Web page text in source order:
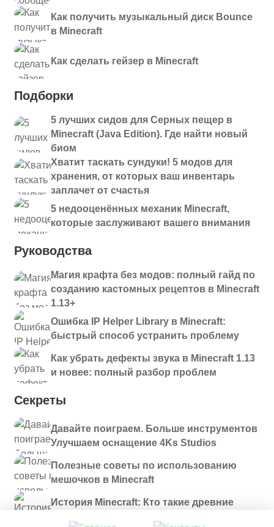
Как получить музыкальный диск Bounce
в Minecraft
Как сделать гейзер в Minecraft
Подборки
5 лучших сидов для Серных пещер в
Minecraft (Java Edition). Где найти новый
биом
Хватит таскать сундуки! 5 модов для
хранения, от которых ваш инвентарь
заплачет от счастья
5 недооценённых механик Minecraft,
которые заслуживают вашего внимания
Руководства
Магия крафта без модов: полный гайд по
созданию кастомных рецептов в Minecraft
1.13+
Ошибка IP Helper Library в Minecraft:
быстрый способ устранить проблему
Как убрать дефекты звука в Minecraft 1.13
и новее: полный разбор проблем
Секреты
Давайте поиграем. Больше инструментов
Улучшаем оснащение 4Ks Studios
Полезные советы по использованию
мешочков в Minecraft
История Minecraft: Кто такие древние